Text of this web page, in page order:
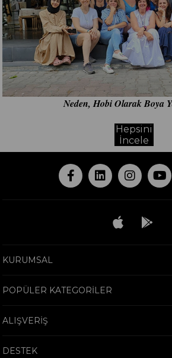
Neden, Hobi Olarak Boya
Hepsini
İncele
KURUMSAL
POPÜLER KATEGORİLER
ALIŞVERİŞ
DESTEK